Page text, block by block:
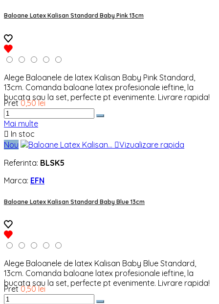
Baloane Latex Kalisan Standard Baby Pink 13cm
Alege Baloanele de latex Kalisan Baby Pink Standard,
13cm. Comanda baloane latex profesionale ieftine, la
bucata sau la set, perfecte pt evenimente. Livrare rapida!
Pret 0,50 lei
Mai multe
 In stoc
Nou
Vizualizare rapida
Referinta: BLSK5
Marca: EFN
Baloane Latex Kalisan Standard Baby Blue 13cm
Alege Baloanele de latex Kalisan Baby Blue Standard,
13cm. Comanda baloane latex profesionale ieftine, la
bucata sau la set, perfecte pt evenimente. Livrare rapida!
Pret 0,50 lei